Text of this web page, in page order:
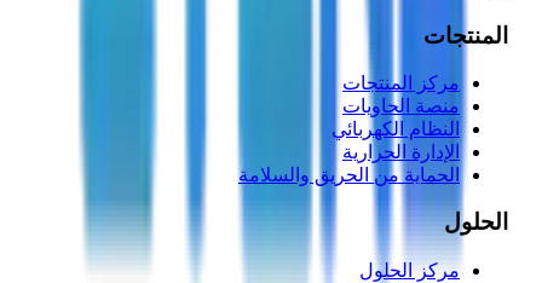
المنتجات
مركز المنتجات
منصة الحاويات
النظام الكهربائي
الإدارة الحرارية
الحماية من الحريق والسلامة
الحلول
مركز الحلول